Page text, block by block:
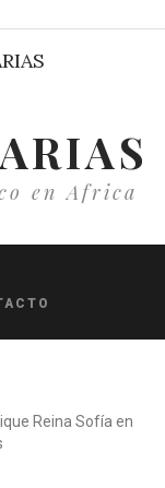
en Africa
Reina Sofía en